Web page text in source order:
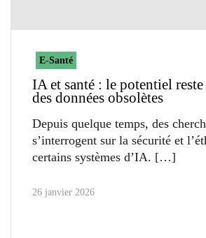
E-Santé
IA et santé : le potentiel
des données obsolètes
Depuis quelque temps, des
s’interrogent sur la sécurité et
certains systèmes d’IA.
26 janvier 2026